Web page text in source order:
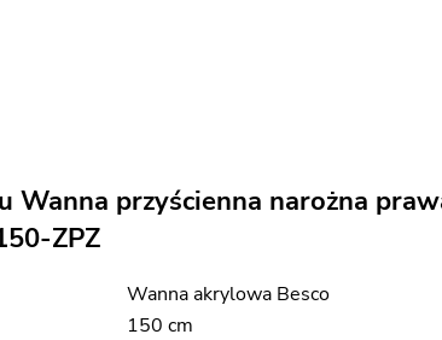
Wanna przyścienna narożna
ZPZ
Wanna akrylowa Besco
150 cm